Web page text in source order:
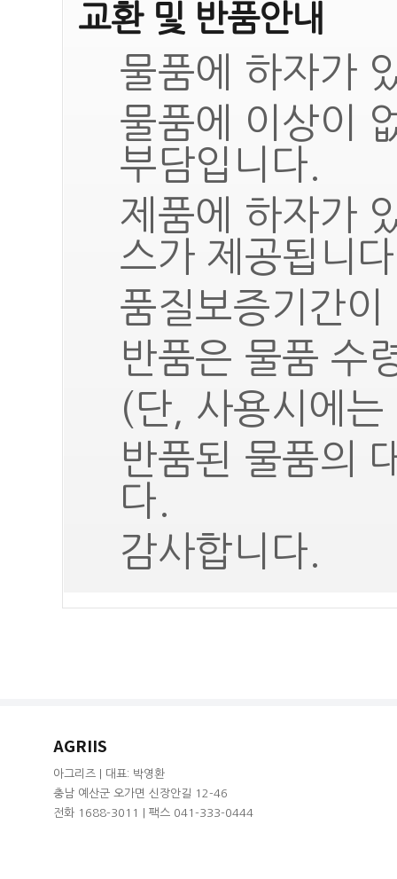
교환 및 반품안내
물품에 하자가
물품에 이상이
부담입니다.
제품에 하자가
스가 제공됩니
품질보증기간
반품은 물품 수
(단, 사용시에
반품된 물품의
다.
감사합니다.
AGRIIS
아그리즈 | 대표: 박영환
충남 예산군 오가면 신장안길 12-46
전화 1688-3011 | 팩스 041-333-0444